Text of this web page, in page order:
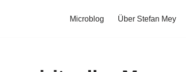
Microblog Über Stefan Mey